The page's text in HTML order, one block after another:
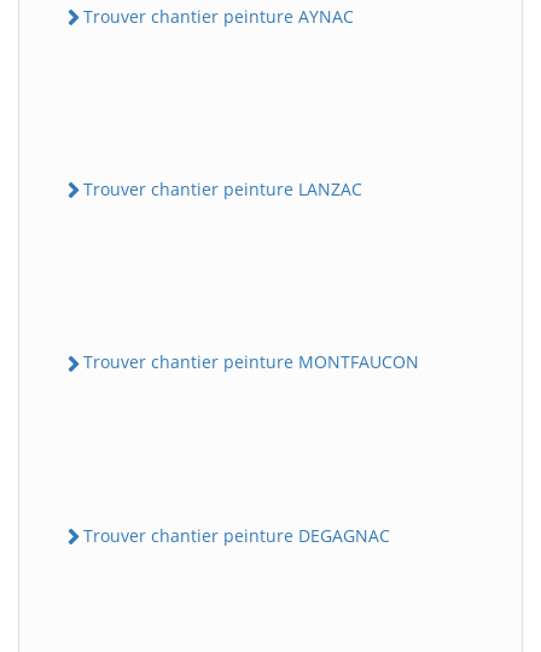
Trouver chantier peinture AYNAC
Trouver chantier peinture LANZAC
Trouver chantier peinture MONTFAUCON
Trouver chantier peinture DEGAGNAC